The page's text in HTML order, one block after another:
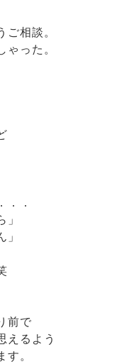
相談。
った。
．．
前で
えるよう
。